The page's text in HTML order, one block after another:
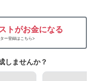
トがお金になる
ー登録はこちら>
しませんか？